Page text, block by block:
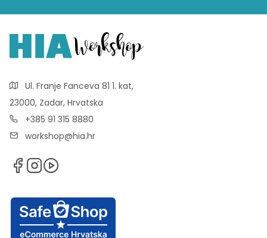
Ul. Franje Fanceva 81 1. kat,
23000, Zadar, Hrvatska
+385 91 315 8880
workshop@hia.hr